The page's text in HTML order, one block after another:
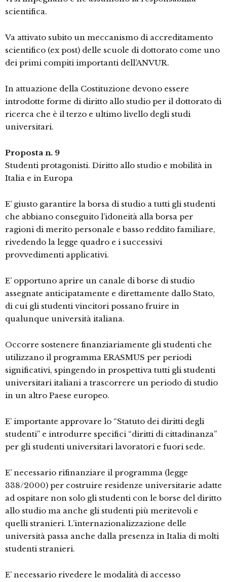
scientifica.
Va attivato subito un meccanismo di accreditamento
scientifico (ex post) delle scuole di dottorato come uno
dei primi compiti importanti dell’ANVUR.
In attuazione della Costituzione devono essere
introdotte forme di diritto allo studio per il dottorato di
ricerca che è il terzo e ultimo livello degli studi
universitari.
Proposta n. 9
Studenti protagonisti. Diritto allo studio e mobilità in
Italia e in Europa
E’ giusto garantire la borsa di studio a tutti gli studenti
che abbiano conseguito l’idoneità alla borsa per
ragioni di merito personale e basso reddito familiare,
rivedendo la legge quadro e i successivi
provvedimenti applicativi.
E’ opportuno aprire un canale di borse di studio
assegnate anticipatamente e direttamente dallo Stato,
di cui gli studenti vincitori possano fruire in
qualunque università italiana.
Occorre sostenere finanziariamente gli studenti che
utilizzano il programma ERASMUS per periodi
significativi, spingendo in prospettiva tutti gli studenti
universitari italiani a trascorrere un periodo di studio
in un altro Paese europeo.
E’ importante approvare lo “Statuto dei diritti degli
studenti” e introdurre specifici “diritti di cittadinanza”
per gli studenti universitari lavoratori e fuori sede.
E’ necessario rifinanziare il programma (legge
338/2000) per costruire residenze universitarie adatte
ad ospitare non solo gli studenti con le borse del diritto
allo studio ma anche gli studenti più meritevoli e
quelli stranieri. L’internazionalizzazione delle
università passa anche dalla presenza in Italia di molti
studenti stranieri.
E’ necessario rivedere le modalità di accesso